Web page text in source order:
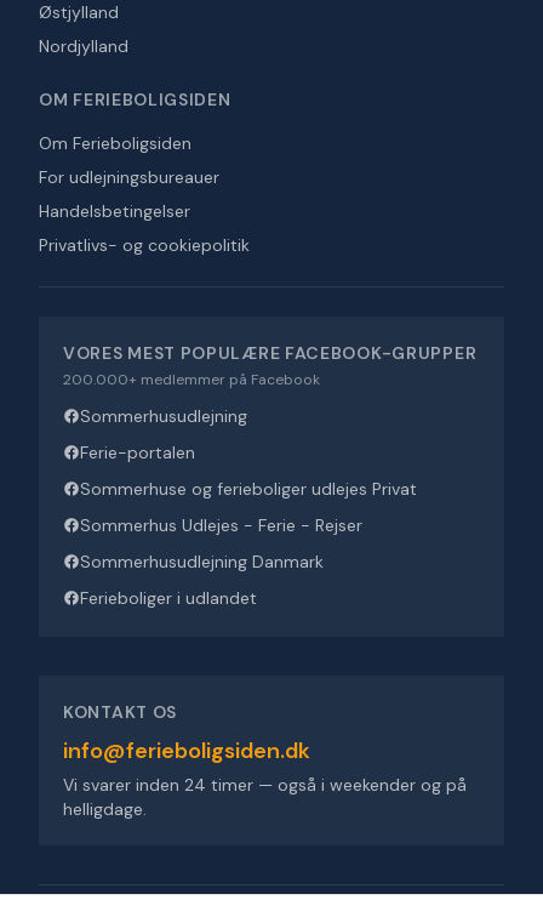
Østjylland
Nordjylland
OM FERIEBOLIGSIDEN
Om Ferieboligsiden
For udlejningsbureauer
Handelsbetingelser
Privatlivs- og cookiepolitik
VORES MEST POPULÆRE FACEBOOK-GRUPPER
200.000+ medlemmer på Facebook
Sommerhusudlejning
Ferie-portalen
Sommerhuse og ferieboliger udlejes Privat
Sommerhus Udlejes - Ferie - Rejser
Sommerhusudlejning Danmark
Ferieboliger i udlandet
KONTAKT OS
info@ferieboligsiden.dk
Vi svarer inden 24 timer — også i weekender og på
helligdage.